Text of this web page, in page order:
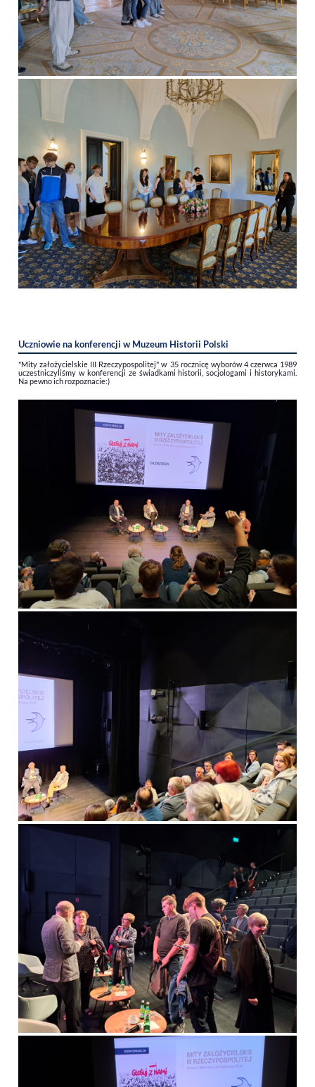
Uczniowie na konferencji w Muzeum Historii Polski
"Mity założycielskie III Rzeczypospolitej" w 35 rocznicę wyborów 4 czerwca 1989
uczestniczyliśmy w konferencji ze świadkami historii, socjologami i historykami.
Na pewno ich rozpoznacie:)